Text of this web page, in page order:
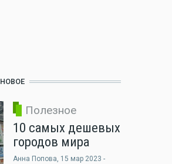
НОВОЕ
Полезное
10 самых дешевых
городов мира
Анна Попова, 15 мар 2023 -